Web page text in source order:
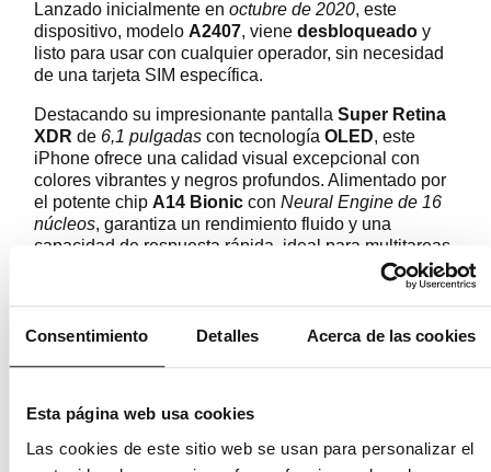
Consentimiento Detalles Acerca de las cookies
Esta página web usa cookies
Las cookies de este sitio web se usan para personalizar el
Lanzado inicialmente en octubre de 2020, este
dispositivo, modelo A2407, viene desbloqueado y
listo para usar con cualquier operador, sin necesidad
de una tarjeta SIM específica.
Destacando su impresionante pantalla Super Retina
XDR de 6,1 pulgadas con tecnología OLED, este
iPhone ofrece una calidad visual excepcional con
colores vibrantes y negros profundos. Alimentado por
el potente chip A14 Bionic con Neural Engine de 16
núcleos, garantiza un rendimiento fluido y una
capacidad de respuesta rápida, ideal para multitareas
Con capacidades de conectividad avanzadas,
incluyendo5G Gigabit LTEy wifi 802.11axcon MIMO
NFCcon modo de lectura, el iPhone 12 Pro
momento y en cualquier lugar.
Su sistema de cámaras Prode 12 Mpx, que incluye